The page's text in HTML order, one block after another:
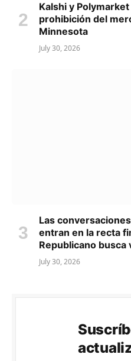
Kalshi y
prohibición del
Minnesota
July 30, 2026
Las
entran en la recta
Republicano
July 30, 2026